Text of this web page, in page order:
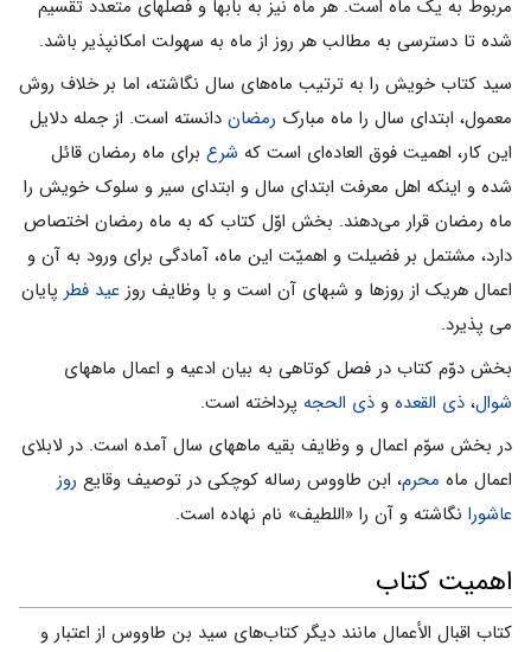
مربوط به یک ماه است. هر ماه نیز به بابها و فصلهاى متعدد تقسیم
شده تا دسترسى به مطالب هر روز از ماه به سهولت امکانپذیر باشد.
سید‌ ‎کتاب خویش را به ترتیب ماه‌هاى سال نگاشته، اما بر خلاف روش
معمول، ابتداى سال را ماه مبارک رمضان دانسته است. از جمله دلایل
این کار، اهمیت فوق العاده‌اى است که شرع برای ماه رمضان قائل
شده و اینکه اهل معرفت ابتداى سال و ابتداى سیر و سلوک خویش را
ماه رمضان قرار مى‌دهند. بخش اوّل کتاب که به ماه رمضان اختصاص
دارد، مشتمل بر فضیلت و اهمیّت این ماه، آمادگى براى ورود به آن و
اعمال هریک از روزها و شبهاى آن است و با وظایف روز عید فطر پایان
مى پذیرد.
بخش دوّم کتاب در فصل کوتاهى به بیان ادعیه و اعمال ماههاى
شوال، ذی القعده و ذى الحجه پرداخته است.
در بخش سوّم اعمال و وظایف بقیه ماههاى سال آمده است. در لابلاى
اعمال ماه محرم، ابن طاووس رساله کوچکى در توصیف وقایع روز
عاشورا نگاشته و آن را «اللطیف» نام نهاده است.
اهمیت کتاب
کتاب اقبال الأعمال مانند دیگر کتاب‌هاى سید‌ ‎بن طاووس از اعتبار و